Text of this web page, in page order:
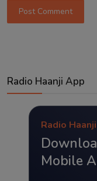
Post Comment
Radio Haanji App
Radio Haanji
Mobile